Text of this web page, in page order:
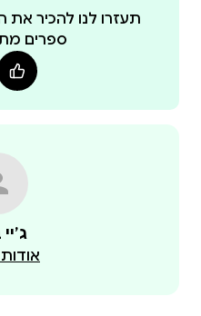
daughter digging toward
rapidly changing society,
ruthlessly pragmatic in its
quarter, The Blood
on what these sacred
and night watches,
iron-bound oaths, their
תעזרו לנו להכיר
ספרים